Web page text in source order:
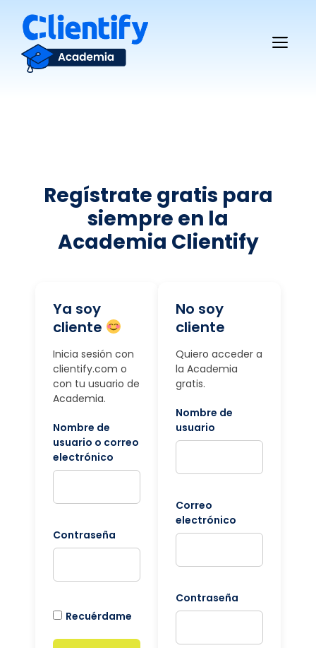
contenido
Regístrate gratis para
siempre en la
Academia Clientify
Ya soy
cliente
Inicia sesión con
clientify.com o
con tu usuario de
Academia.
Nombre de
usuario o correo
electrónico
Contraseña
Recuérdame
No soy
cliente
Quiero acceder a
la Academia
gratis.
Nombre de
usuario
Correo
electrónico
Contraseña